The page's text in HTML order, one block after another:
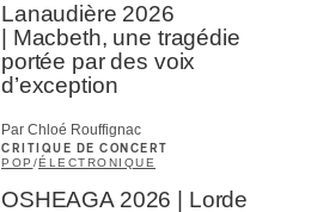
Lanaudière 2026
| Macbeth, une tragédie
portée par des voix
d’exception
Par Chloé Rouffignac
CRITIQUE DE CONCERT
POP /ÉLECTRONIQUE
OSHEAGA 2026 | Lorde